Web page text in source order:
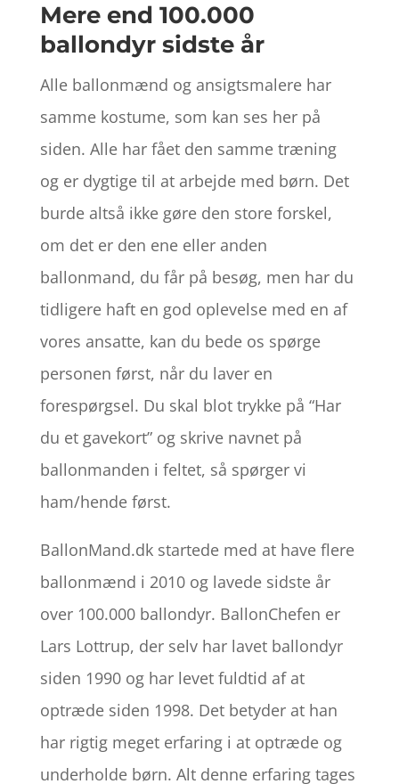
Mere end 100.000
ballondyr sidste år
Alle ballonmænd og ansigtsmalere har
samme kostume, som kan ses her på
siden. Alle har fået den samme træning
og er dygtige til at arbejde med børn. Det
burde altså ikke gøre den store forskel,
om det er den ene eller anden
ballonmand, du får på besøg, men har du
tidligere haft en god oplevelse med en af
vores ansatte, kan du bede os spørge
personen først, når du laver en
forespørgsel. Du skal blot trykke på “Har
du et gavekort” og skrive navnet på
ballonmanden i feltet, så spørger vi
ham/hende først.
BallonMand.dk startede med at have flere
ballonmænd i 2010 og lavede sidste år
over 100.000 ballondyr. BallonChefen er
Lars Lottrup, der selv har lavet ballondyr
siden 1990 og har levet fuldtid af at
optræde siden 1998. Det betyder at han
har rigtig meget erfaring i at optræde og
underholde børn. Alt denne erfaring tages